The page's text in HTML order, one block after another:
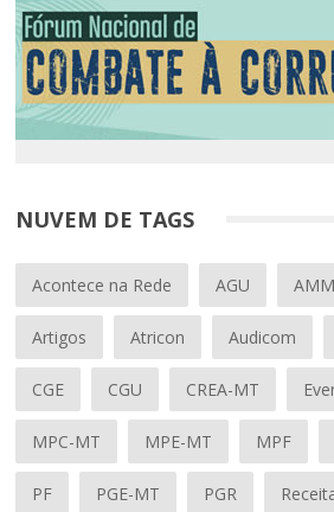
NUVEM DE TAGS
Acontece na Rede AGU AMM
Artigos Atricon Audicom
CGE CGU CREA-MT
MPC-MT MPE-MT MPF
PF PGE-MT PGR